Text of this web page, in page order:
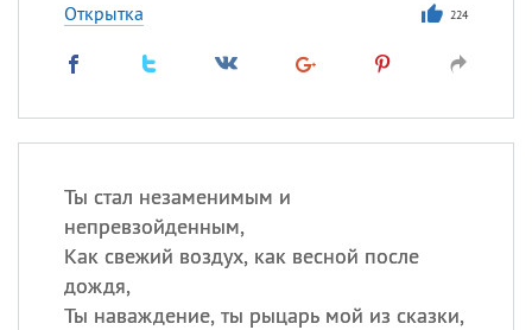
Открытка 224
Ты стал незаменимым и
непревзойденным,
Как свежий воздух, как весной после
дождя,
Ты наваждение, ты рыцарь мой из сказки,